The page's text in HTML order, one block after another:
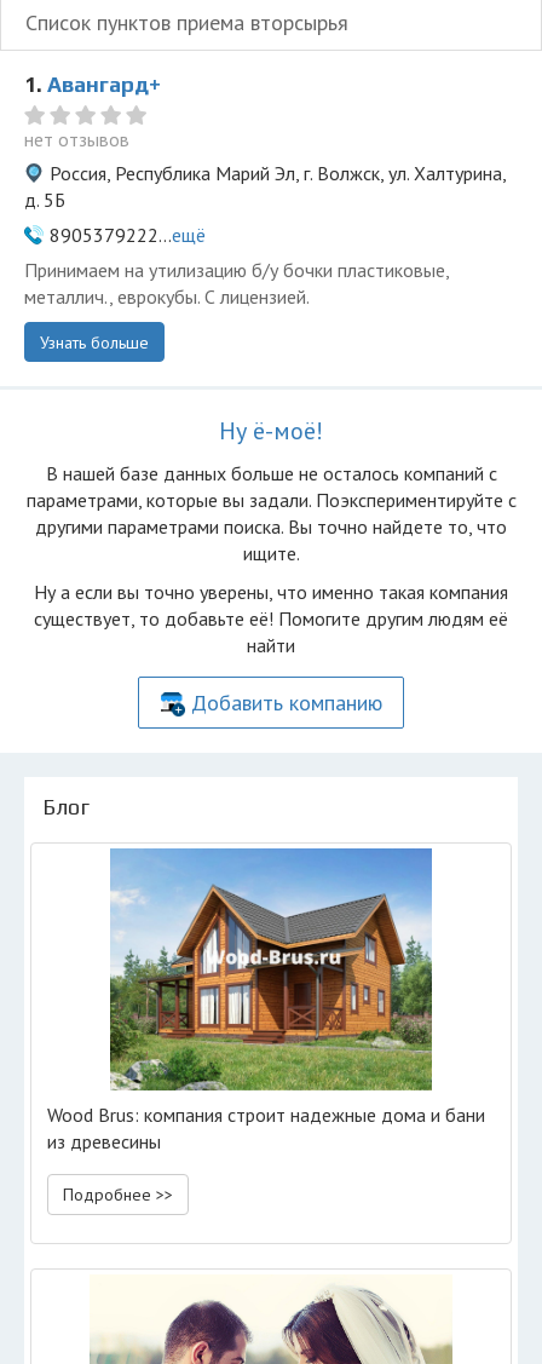
Список пунктов приема вторсырья
1. Авангард+
нет отзывов
Россия, Республика Марий Эл, г. Волжск, ул. Халтурина,
д. 5Б
8905379222...ещё
Принимаем на утилизацию б/у бочки пластиковые,
металлич., еврокубы. С лицензией.
Узнать больше
Ну ё-моё!
В нашей базе данных больше не осталоcь компаний с
параметрами, которые вы задали. Поэкспериментируйте с
другими параметрами поиска. Вы точно найдете то, что
ищите.
Ну а если вы точно уверены, что именно такая компания
существует, то добавьте её! Помогите другим людям её
найти
Добавить компанию
Блог
Wood Brus: компания строит надежные дома и бани
из древесины
Подробнее >>